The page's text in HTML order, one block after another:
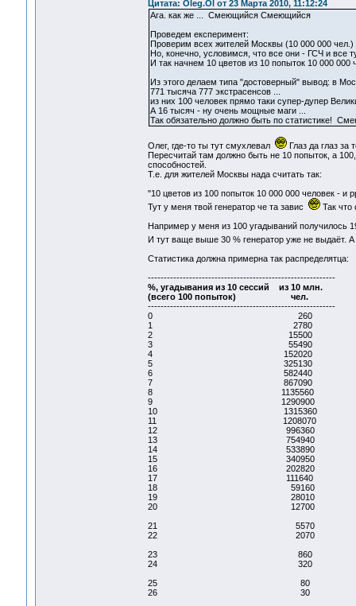
Цитата: Oleg.Ol от 23 Марта 2010, 11:12:24
Ага. как же ... Смеющийся Смеющийся
Проведем експеримент:
Проверим всех жителей Москвы (10 000 000
Но, конечно, условимся, что все они - ГСЧ и все
И так начнем 10 цветов из 10 попыток 10 000
Из этого делаем типа "достоверный" вывод: в
771 тысяча 777 экстрасенсов ...
из них 100 человек прямо таки супер-дупер
А 16 тысяч - ну очень мощные маги ...
Так обязательно должно быть по статистике!
Олег, где-то ты тут смухлевал
Глаз да глаз за
Пересчитай там должно быть не 10 попыток, а
способностей.
Т.е. для жителей Москвы нада считать так:
"10 цветов из 100 попыток 10 000 000 человек - и
Тут у меня твой генератор че та завис
Так что
Например у меня из 100 угадываний получилось
И тут ваще выше 30 % генератор уже не выдаёт.
Статистика должна примерна так распределятца:
-----------------------------------------------------------
%, угадывания из 10 сессий из 10 млн.
(всего 100 попыток)
чел.
-----------------------------------------------------------
0 260
1 2780
2 15500
3 55490
4 152020
5 325130
6 582440
7 867090
8 1135560
9 1290900
10 1315360
11 1208070
12 996360
13 754940
14 533890
15 340950
16 202820
17 111640
18 59160
19 28010
20 12700
21 5570
22 2070
23 860
24 320
25 80
26 30